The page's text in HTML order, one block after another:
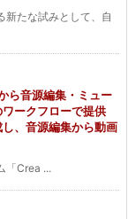
新たな試みとして、自
音源編集・ミュー
ークフローで提供
、音源編集から動画
「Crea ...